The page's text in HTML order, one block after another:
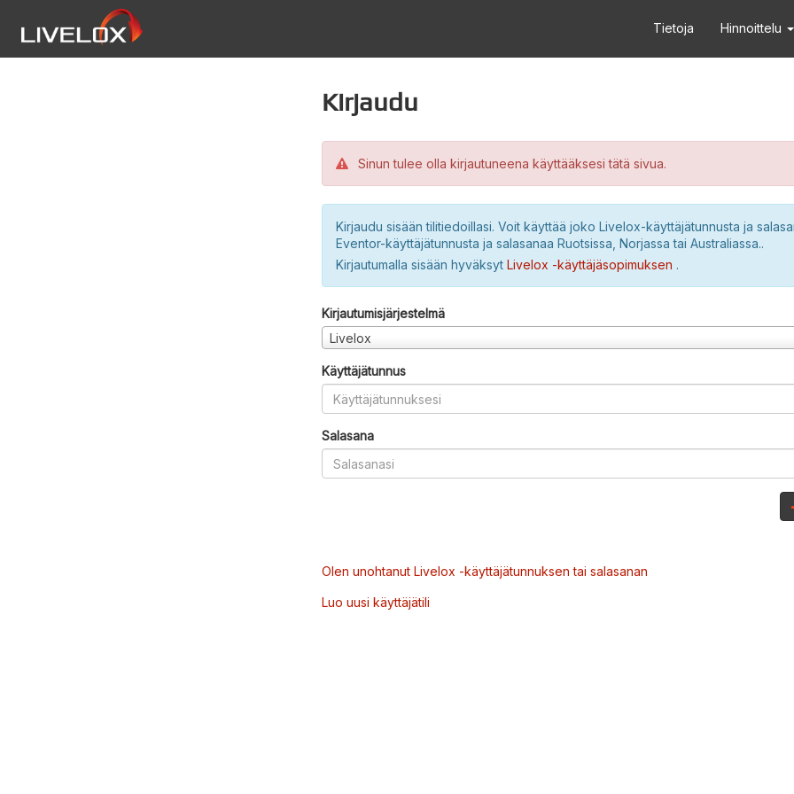
Tietoja Hinnoittelu
Kirjaudu
Sinun tulee olla kirjautuneena käyttääksesi tätä sivua.
Kirjaudu sisään tilitiedoillasi. Voit käyttää joko Livelox-käyttäjätunnusta ja
Eventor-käyttäjätunnusta ja salasanaa Ruotsissa, Norjassa tai Australiassa..
Kirjautumalla sisään hyväksyt Livelox -käyttäjäsopimuksen .
Kirjautumisjärjestelmä
Livelox
Käyttäjätunnus
Salasana
Olen unohtanut Livelox -käyttäjätunnuksen tai salasanan
Luo uusi käyttäjätili